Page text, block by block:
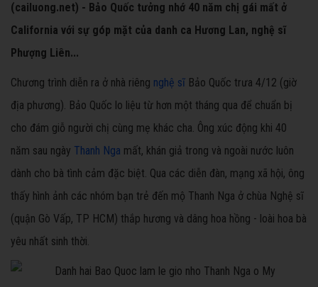
(cailuong.net) - Bảo Quốc tưởng nhớ 40 năm chị gái mất ở
California với sự góp mặt của danh ca Hương Lan, nghệ sĩ
Phượng Liên...
Chương trình diễn ra ở nhà riêng nghệ sĩ Bảo Quốc trưa 4/12 (giờ
địa phương). Bảo Quốc lo liệu từ hơn một tháng qua để chuẩn bị
cho đám giỗ người chị cùng mẹ khác cha. Ông xúc động khi 40
năm sau ngày Thanh Nga mất, khán giả trong và ngoài nước luôn
dành cho bà tình cảm đặc biệt. Qua các diễn đàn, mạng xã hội, ông
thấy hình ảnh các nhóm bạn trẻ đến mộ Thanh Nga ở chùa Nghệ sĩ
(quận Gò Vấp, TP HCM) thắp hương và dâng hoa hồng - loài hoa bà
yêu nhất sinh thời.